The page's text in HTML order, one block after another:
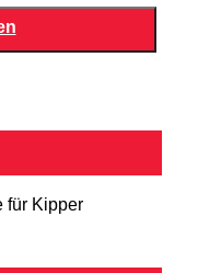
für Kipper